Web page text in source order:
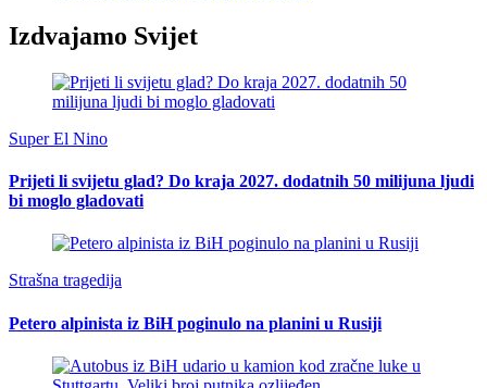
Izdvajamo Svijet
Super El Nino
Prijeti li svijetu glad? Do kraja 2027. dodatnih 50 milijuna ljudi
bi moglo gladovati
Strašna tragedija
Petero alpinista iz BiH poginulo na planini u Rusiji